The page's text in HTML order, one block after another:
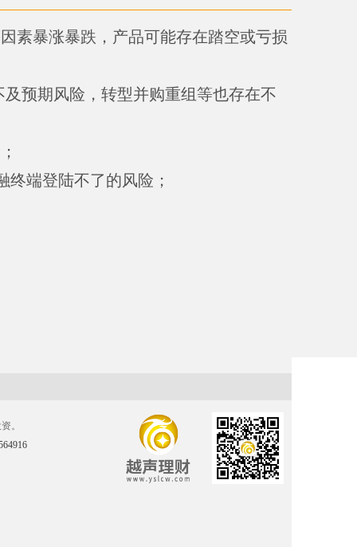
素暴涨暴跌，产品可能存在踏空或亏损
预期风险，转型并购重组等也存在不
端登陆不了的风险；
。